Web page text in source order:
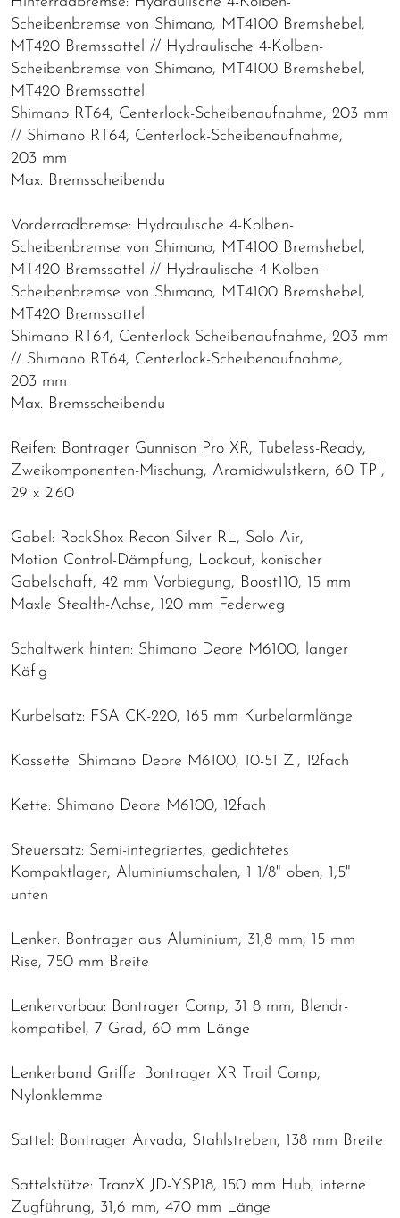
Scheibenbremse von Shimano, MT4100 Bremshebel,
MT420 Bremssattel // Hydraulische 4-Kolben-
Scheibenbremse von Shimano, MT4100 Bremshebel,
MT420 Bremssattel
Shimano RT64, Centerlock-Scheibenaufnahme, 203 mm
// Shimano RT64, Centerlock-Scheibenaufnahme,
203 mm
Max. Bremsscheibendu
Vorderradbremse: Hydraulische 4-Kolben-
Scheibenbremse von Shimano, MT4100 Bremshebel,
MT420 Bremssattel // Hydraulische 4-Kolben-
Scheibenbremse von Shimano, MT4100 Bremshebel,
MT420 Bremssattel
Shimano RT64, Centerlock-Scheibenaufnahme, 203 mm
// Shimano RT64, Centerlock-Scheibenaufnahme,
203 mm
Max. Bremsscheibendu
Reifen: Bontrager Gunnison Pro XR, Tubeless-Ready,
Zweikomponenten-Mischung, Aramidwulstkern, 60 TPI,
29 x 2.60
Gabel: RockShox Recon Silver RL, Solo Air,
Motion Control-Dämpfung, Lockout, konischer
Gabelschaft, 42 mm Vorbiegung, Boost110, 15 mm
Maxle Stealth-Achse, 120 mm Federweg
Schaltwerk hinten: Shimano Deore M6100, langer
Käfig
Kurbelsatz: FSA CK-220, 165 mm Kurbelarmlänge
Kassette: Shimano Deore M6100, 10-51 Z., 12fach
Kette: Shimano Deore M6100, 12fach
Steuersatz: Semi-integriertes, gedichtetes
Kompaktlager, Aluminiumschalen, 1 1/8" oben, 1,5"
unten
Lenker: Bontrager aus Aluminium, 31,8 mm, 15 mm
Rise, 750 mm Breite
Lenkervorbau: Bontrager Comp, 31 8 mm, Blendr-
kompatibel, 7 Grad, 60 mm Länge
Lenkerband Griffe: Bontrager XR Trail Comp,
Nylonklemme
Sattel: Bontrager Arvada, Stahlstreben, 138 mm Breite
Sattelstütze: TranzX JD-YSP18, 150 mm Hub, interne
Zugführung, 31,6 mm, 470 mm Länge